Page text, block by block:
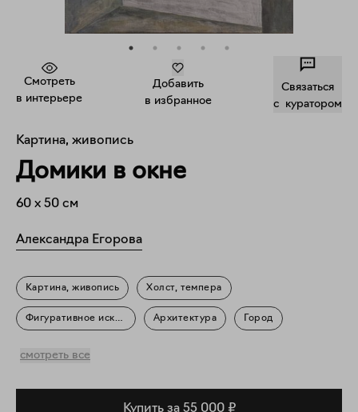
Смотреть
в интерьере
Добавить
в избранное
Связаться
c куратором
Картина, живопись
Домики в окне
60 x 50 см
Александра Егорова
Картина, живопись Холст, темпера
Фигуративное искусство Архитектура Город
смотреть все
Купить за 55 000 ₽